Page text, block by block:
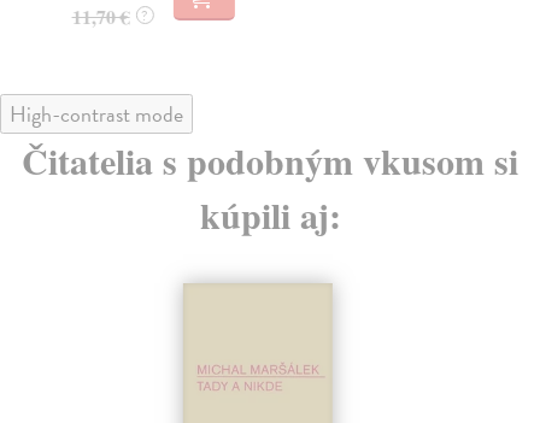
11,70 € ?
High-contrast mode
Čitatelia s podobným vkusom si
kúpili aj: